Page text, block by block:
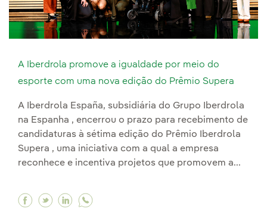
A Iberdrola promove a igualdade por meio do
esporte com uma nova edição do Prêmio Supera
A Iberdrola España, subsidiária do Grupo Iberdrola
na Espanha , encerrou o prazo para recebimento de
candidaturas à sétima edição do Prêmio Iberdrola
Supera , uma iniciativa com a qual a empresa
reconhece e incentiva projetos que promovem a...
Facebook A Iberdrola promove a igualdade
Twitter A Iberdrola promove a igualdade
Linkedin A Iberdrola promove a